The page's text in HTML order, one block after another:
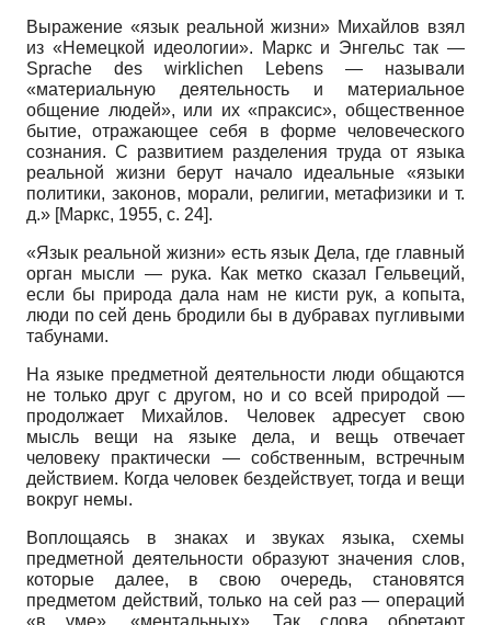
Выражение «язык реальной жизни» Михайлов взял
из «Немецкой идеологии». Маркс и Энгельс так —
Sprache des wirklichen Lebens — называли
«материальную деятельность и материальное
общение людей», или их «праксис», общественное
бытие, отражающее себя в форме человеческого
сознания. С развитием разделения труда от языка
реальной жизни берут начало идеальные «языки
политики, законов, морали, религии, метафизики и т.
д.» [Маркс, 1955, с. 24].
«Язык реальной жизни» есть язык Дела, где главный
орган мысли — рука. Как метко сказал Гельве­ций,
если бы природа дала нам не кисти рук, а копыта,
люди по сей день бродили бы в дубравах пугливыми
табунами.
На языке предметной деятельности люди общаются
не только друг с другом, но и со всей природой —
продолжает Михайлов. Человек адресует свою
мысль вещи на языке дела, и вещь отвечает
человеку практически — собственным, встречным
действием. Когда человек бездействует, тогда и вещи
вокруг немы.
Воплощаясь в знаках и звуках языка, схемы
предметной деятельности образуют значения слов,
которые далее, в свою очередь, становятся
предметом действий, только на сей раз — операций